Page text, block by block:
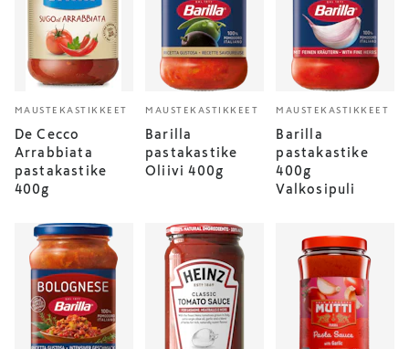
MAUSTEKASTIKKEET
De Cecco
Arrabbiata
pastakastike
400g
MAUSTEKASTIKKEET
Barilla
pastakastike
Oliivi 400g
MAUSTEKASTIKKEET
Barilla
pastakastike
400g
Valkosipuli